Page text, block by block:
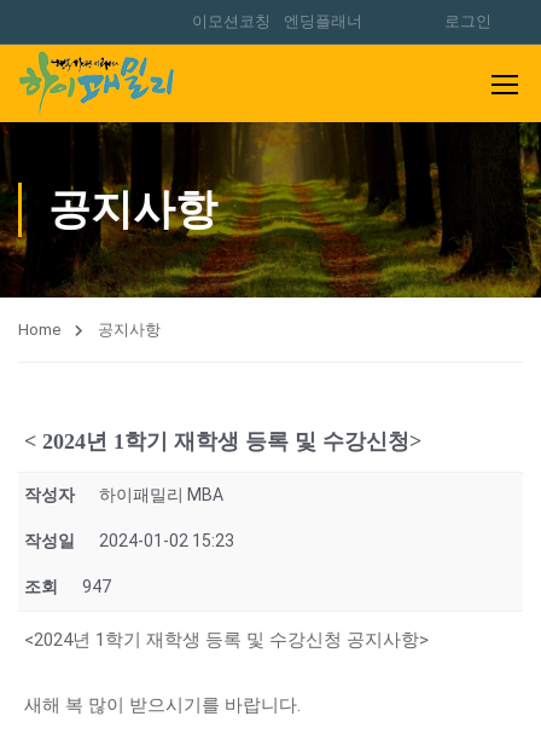
이모션코칭 엔딩플래너 로그인
공지사항
Home 공지사항
< 2024년 1학기 재학생 등록 및 수강신청>
작성자 하이패밀리 MBA
작성일 2024-01-02 15:23
조회 947
<2024년 1학기 재학생 등록 및 수강신청 공지사항>
새해 복 많이 받으시기를 바랍니다.